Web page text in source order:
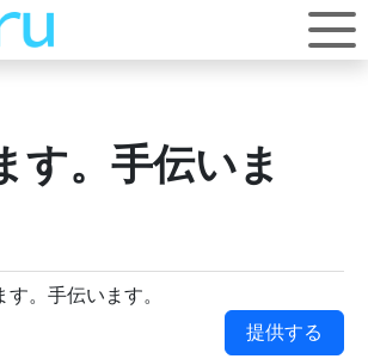
す。手伝いま
す。手伝います。
提供する